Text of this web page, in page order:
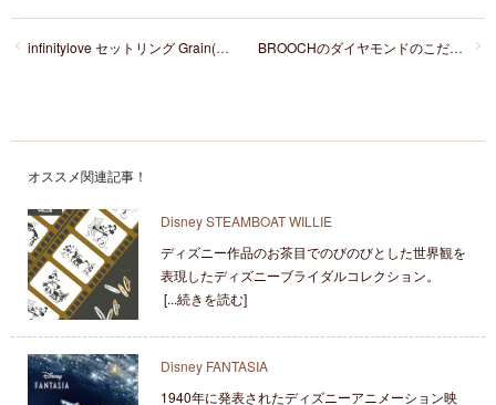
BROOCHのダイヤモンドのこだわりをご紹介！「ダイヤモンド4C編」
infinitylove セットリング Grain(グレイン) ーおふたりが紡ぐ 日々の小さな幸せが、大きな幸せにー
オススメ関連記事！
Disney STEAMBOAT WILLIE
ディズニー作品のお茶目でのびのびとした世界観を
表現したディズニーブライダルコレクション。
[...続きを読む]
Disney FANTASIA
1940年に発表されたディズニーアニメーション映